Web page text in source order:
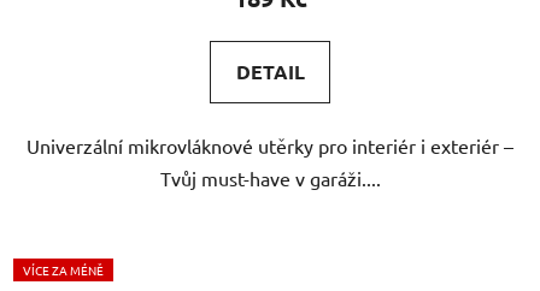
5,0
z
hvězdiček.
DETAIL
Univerzální mikrovláknové utěrky pro interiér i exteriér –
Tvůj must-have v garáži....
VÍCE ZA MÉNĚ